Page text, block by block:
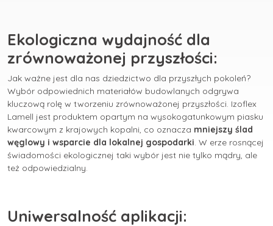
Ekologiczna wydajność dla
zrównoważonej przyszłości:
Jak ważne jest dla nas dziedzictwo dla przyszłych pokoleń?
Wybór odpowiednich materiałów budowlanych odgrywa
kluczową rolę w tworzeniu zrównoważonej przyszłości. Izoflex
Lamell jest produktem opartym na wysokogatunkowym piasku
kwarcowym z krajowych kopalni, co oznacza mniejszy ślad
węglowy i wsparcie dla lokalnej gospodarki. W erze rosnącej
świadomości ekologicznej taki wybór jest nie tylko mądry, ale
też odpowiedzialny.
Uniwersalność aplikacji: